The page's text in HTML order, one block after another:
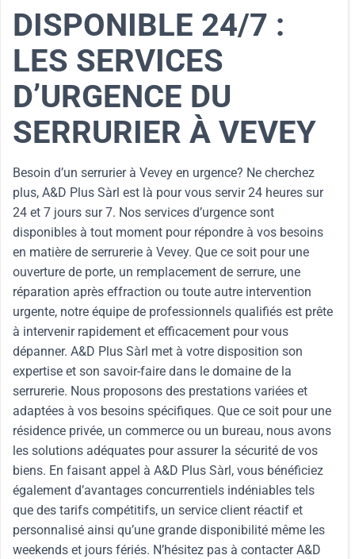
DISPONIBLE 24/7 :
LES SERVICES
D’URGENCE DU
SERRURIER À VEVEY
Besoin d’un serrurier à Vevey en urgence? Ne cherchez
plus, A&D Plus Sàrl est là pour vous servir 24 heures sur
24 et 7 jours sur 7. Nos services d’urgence sont
disponibles à tout moment pour répondre à vos besoins
en matière de serrurerie à Vevey. Que ce soit pour une
ouverture de porte, un remplacement de serrure, une
réparation après effraction ou toute autre intervention
urgente, notre équipe de professionnels qualifiés est prête
à intervenir rapidement et efficacement pour vous
dépanner. A&D Plus Sàrl met à votre disposition son
expertise et son savoir-faire dans le domaine de la
serrurerie. Nous proposons des prestations variées et
adaptées à vos besoins spécifiques. Que ce soit pour une
résidence privée, un commerce ou un bureau, nous avons
les solutions adéquates pour assurer la sécurité de vos
biens. En faisant appel à A&D Plus Sàrl, vous bénéficiez
également d’avantages concurrentiels indéniables tels
que des tarifs compétitifs, un service client réactif et
personnalisé ainsi qu’une grande disponibilité même les
weekends et jours fériés. N’hésitez pas à contacter A&D